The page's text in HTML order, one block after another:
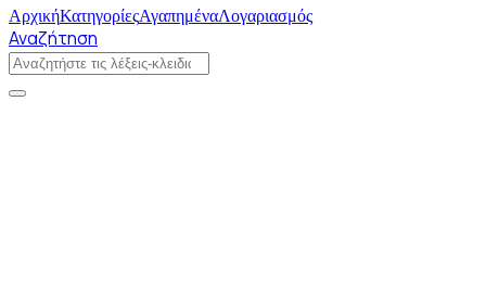
ΑρχικήΚατηγορίεςΑγαπημέναΛογαριασμός
Αναζήτηση